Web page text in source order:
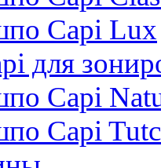
Capi Lux
для
Capi
Capi